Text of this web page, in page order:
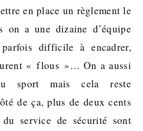
en place un règlement le
on a une dizaine d’équipe
difficile à encadrer,
« flous »… On a aussi
sport mais cela reste
de ça, plus de deux cents
du service de sécurité sont